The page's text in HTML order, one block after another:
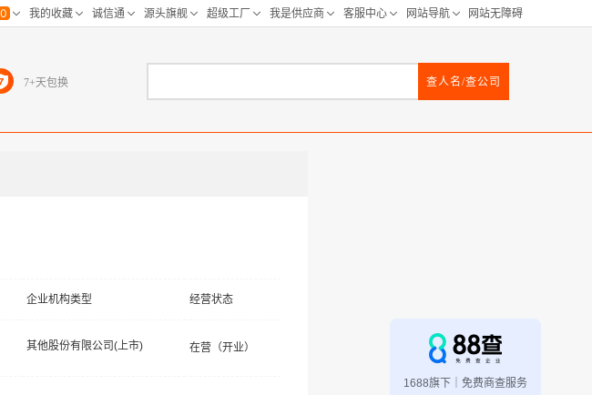
7+天包换 查人名/查公司
企业机构类型 经营状态
其他股份有限公司(上市) 在营（开业）
1688旗下｜免费商查服务